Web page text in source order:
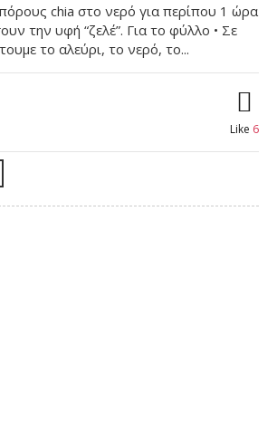
chia στο νερό για περίπου 1 ώρα
την υφή “ζελέ”. Για το φύλλο • Σε
το αλεύρι, το νερό, το...
Like 6